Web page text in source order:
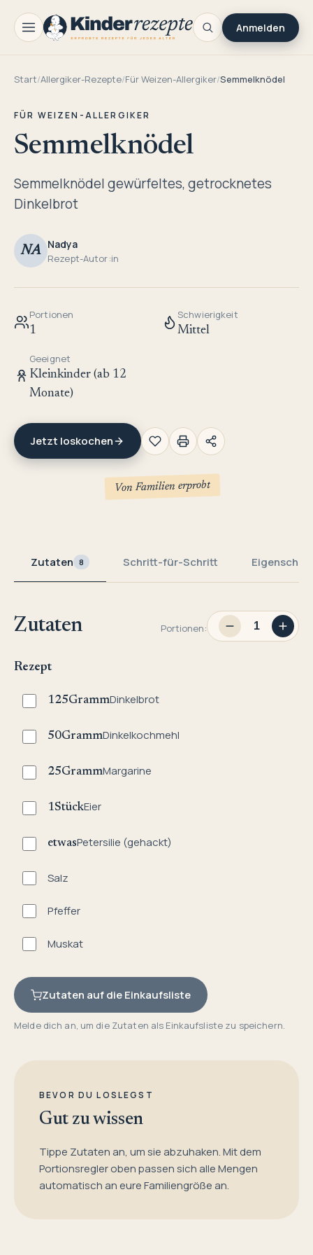
Anmelden
Start/Allergiker-Rezepte/Für Weizen-Allergiker/Semmelknödel
FÜR WEIZEN-ALLERGIKER
Semmelknödel
Semmelknödel gewürfeltes, getrocknetes
Dinkelbrot
NA Nadya
Rezept-Autor:in
Portionen
1
Schwierigkeit
Mittel
Geeignet
Kleinkinder (ab 12
Monate)
Jetzt loskochen
Von Familien erprobt
Zutaten 8 Schritt-für-Schritt
Zutaten Portionen:
Rezept
125GrammDinkelbrot
50GrammDinkelkochmehl
25GrammMargarine
1StückEier
etwasPetersilie (gehackt)
Salz
Pfeffer
Muskat
Zutaten auf die Einkaufsliste
Melde dich an, um die Zutaten als Einkaufsliste zu speichern.
BEVOR DU LOSLEGST
Gut zu wissen
Tippe Zutaten an, um sie abzuhaken. Mit dem
Portionsregler oben passen sich alle Mengen
automatisch an eure Familiengröße an.